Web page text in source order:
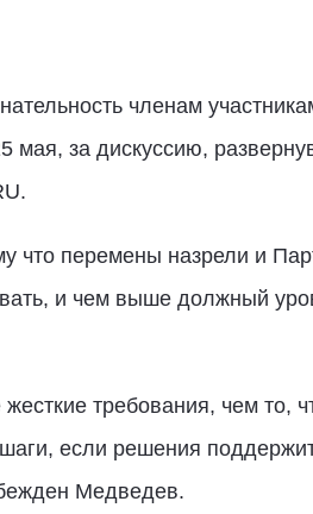
членам
мая, за дискуссию,
что перемены назрели и
и чем выше должный
требования, чем то,
если решения
Медведев.